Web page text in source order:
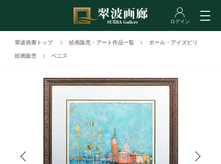
翠波画廊トップ 絵画販売・アート作品一覧 ポール・アイズピリ
絵画販売 ベニス